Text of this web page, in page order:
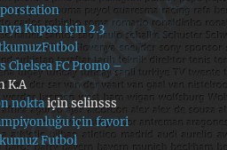
Kupası için 2.3
Chelsea FC Promo –
K.A
noktaiçinselinsss
için favori
Futbol